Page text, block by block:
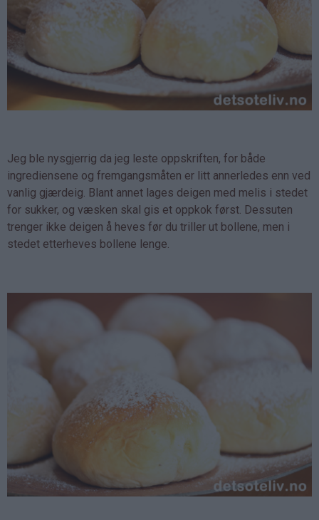
Jeg ble nysgjerrig da jeg leste oppskriften, for både
ingrediensene og fremgangsmåten er litt annerledes enn ved
vanlig gjærdeig. Blant annet lages deigen med melis i stedet
for sukker, og væsken skal gis et oppkok først. Dessuten
trenger ikke deigen å heves før du triller ut bollene, men i
stedet etterheves bollene lenge.